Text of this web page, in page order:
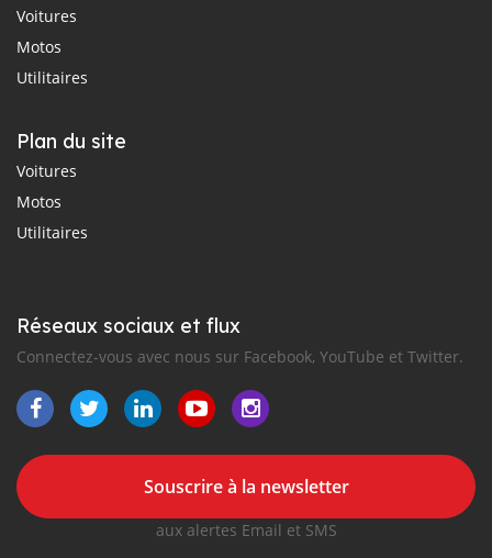
Voitures
Motos
Utilitaires
Plan du site
Voitures
Motos
Utilitaires
Réseaux sociaux et flux
Connectez-vous avec nous sur Facebook, YouTube et Twitter.
Souscrire à la newsletter
aux alertes Email et SMS